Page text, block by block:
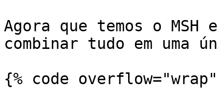
Agora que temos o MSH
combinar tudo em uma
{% code